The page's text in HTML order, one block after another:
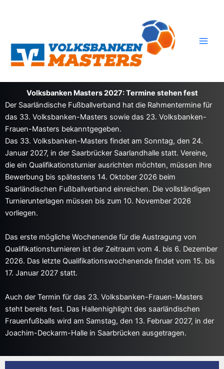
Volksbanken Masters 2027: Termine stehen fest
Der Saarländische Fußballverband hat die Rahmentermine für
das 33. Volksbanken-Masters sowie das 23. Volksbanken-
Frauen-Masters bekanntgegeben.
Das 33. Volksbanken-Masters findet am Sonntag, den 24.
Januar 2027, in der Saarbrücker Saarlandhalle statt. Vereine,
die ein Qualifikationsturnier ausrichten möchten, müssen ihre
Bewerbung bis spätestens 14. Oktober 2026 beim
Saarländischen Fußballverband einreichen. Die vollständigen
Turnierunterlagen müssen bis zum 10. November 2026
vorliegen.
Das erste mögliche Wochenende für die Austragung von
Qualifikationsturnieren ist der Zeitraum vom 4. bis 6. Dezember
2026. Das letzte Qualifikationswochenende findet vom 15. bis
17. Januar 2027 statt.
Auch der Termin für das 23. Volksbanken-Frauen-Masters
steht bereits fest. Das Hallenhighlight des saarländischen
Frauenfußballs wird am Samstag, den 13. Februar 2027, in der
Joachim-Deckarm-Halle in Saarbrücken ausgetragen.